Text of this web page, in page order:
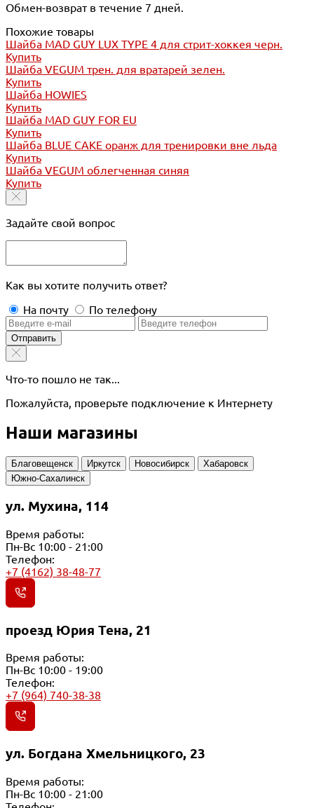
Обмен-возврат в течение 7 дней.
Похожие товары
Шайба MAD GUY LUX TYPE 4 для стрит-хоккея черн.
Купить
Шайба VEGUM трен. для вратарей зелен.
Купить
Шайба HOWIES
Купить
Шайба MAD GUY FOR EU
Купить
Шайба BLUE CAKE оранж для тренировки вне льда
Купить
Шайба VEGUM облегченная синяя
Купить
Задайте свой вопрос
Как вы хотите получить ответ?
На почту
По телефону
Отправить
Что-то пошло не так...
Пожалуйста, проверьте подключение к Интернету
Наши магазины
Благовещенск Иркутск Новосибирск
Хабаровск
Южно-Сахалинск
ул. Мухина, 114
Время работы:
Пн-Вс 10:00 - 21:00
Телефон:
+7 (4162) 38-48-77
проезд Юрия Тена, 21
Время работы:
Пн-Вс 10:00 - 19:00
Телефон:
+7 (964) 740-38-38
ул. Богдана Хмельницкого, 23
Время работы:
Пн-Вс 10:00 - 21:00